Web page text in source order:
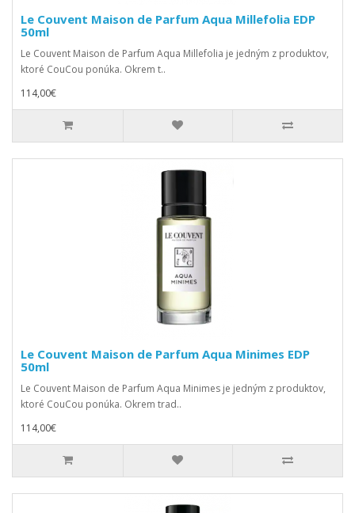
Le Couvent Maison de Parfum Aqua Millefolia EDP
50ml
Le Couvent Maison de Parfum Aqua Millefolia je jedným z produktov,
ktoré CouCou ponúka. Okrem t..
114,00€
Le Couvent Maison de Parfum Aqua Minimes EDP
50ml
Le Couvent Maison de Parfum Aqua Minimes je jedným z produktov,
ktoré CouCou ponúka. Okrem trad..
114,00€